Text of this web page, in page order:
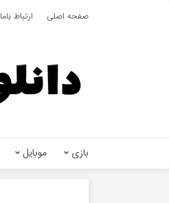
صفحه اصلی ارتباط باما
بازی موبایل